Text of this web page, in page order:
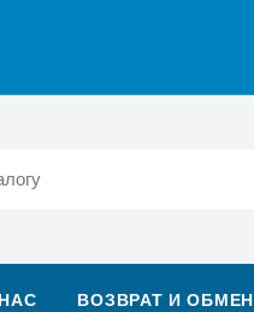
ВОЗВРАТ И ОБМЕН